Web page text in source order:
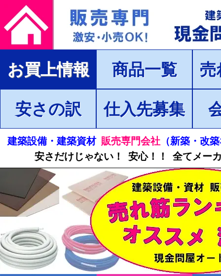
お買上情報 商品一覧 売
安さの訳 仕入先募集
建築設備・建築資材 販売専門会社 （新築・改
安さだけじゃない！ 安心！！ 全てメー